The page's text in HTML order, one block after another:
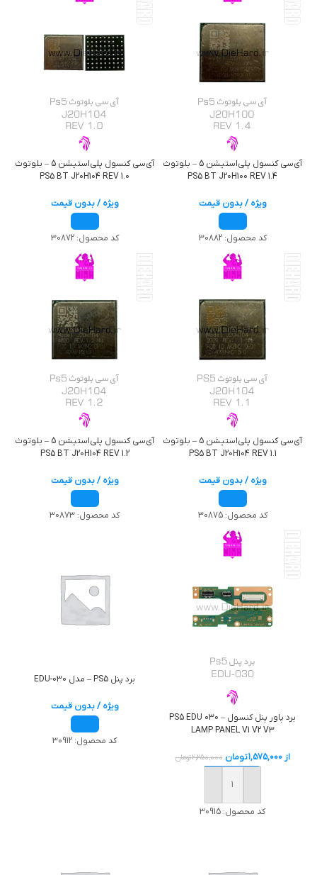
آی‌سی کنسول پلی‌استیشن 5 – بلوتوث
PS5 BT J20H100 REV 1.4
ویژه / بدون قیمت
کد محصول:30882
آی‌سی کنسول پلی‌استیشن 5 – بلوتوث
PS5 BT J20H104 REV 1.0
ویژه / بدون قیمت
کد محصول:30872
آی‌سی کنسول پلی‌استیشن 5 – بلوتوث
PS5 BT J20H104 REV 1.1
ویژه / بدون قیمت
کد محصول:30875
آی‌سی کنسول پلی‌استیشن 5 – بلوتوث
PS5 BT J20H104 REV 1.2
ویژه / بدون قیمت
کد محصول: 30873
برد پاور پنل کنسول – PS5 EDU 030
LAMP PANEL V1 V2 V3
از1,575,000تومان 2,250,000تومان
خرید
کد محصول: 30915
برد پنل PS5 – مدل EDU-030
ویژه / بدون قیمت
کد محصول: 30912